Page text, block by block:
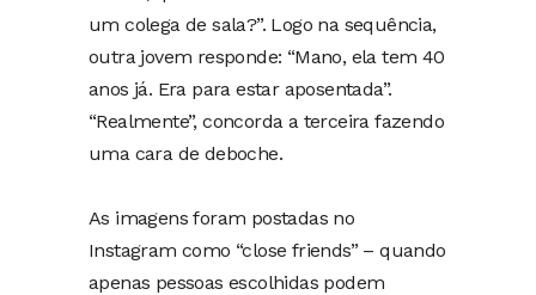
um colega de sala?”. Logo na sequência,
outra jovem responde: “Mano, ela tem 40
anos já. Era para estar aposentada”.
“Realmente”, concorda a terceira fazendo
uma cara de deboche.
As imagens foram postadas no
Instagram como “close friends” – quando
apenas pessoas escolhidas podem